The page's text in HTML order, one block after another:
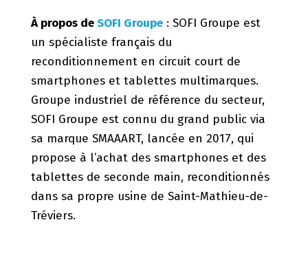
À propos deSOFI Groupe: SOFI Groupe est
un spécialiste français du
reconditionnement en circuit court de
smartphones et tablettes multimarques.
Groupe industriel de référence du secteur,
SOFI Groupe est connu du grand public via
sa marque SMAAART, lancée en 2017, qui
propose à l’achat des smartphones et des
tablettes de seconde main, reconditionnés
dans sa propre usine de Saint-Mathieu-de-
Tréviers.